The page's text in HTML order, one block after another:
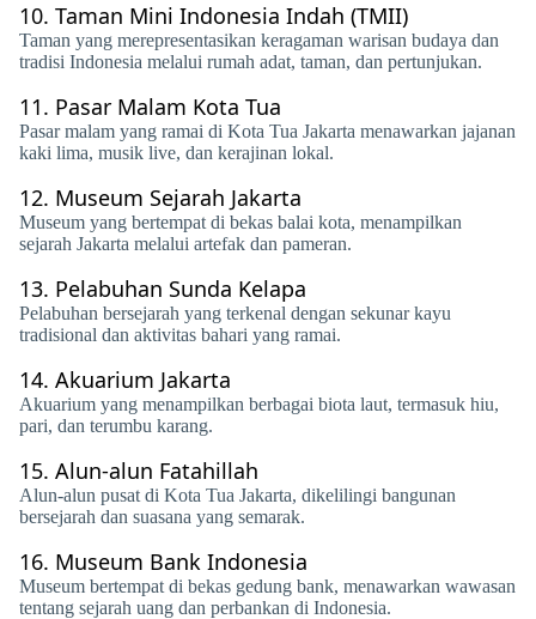
10. Taman Mini Indonesia Indah (TMII)
Taman yang merepresentasikan keragaman warisan budaya dan
tradisi Indonesia melalui rumah adat, taman, dan pertunjukan.
11. Pasar Malam Kota Tua
Pasar malam yang ramai di Kota Tua Jakarta menawarkan jajanan
kaki lima, musik live, dan kerajinan lokal.
12. Museum Sejarah Jakarta
Museum yang bertempat di bekas balai kota, menampilkan
sejarah Jakarta melalui artefak dan pameran.
13. Pelabuhan Sunda Kelapa
Pelabuhan bersejarah yang terkenal dengan sekunar kayu
tradisional dan aktivitas bahari yang ramai.
14. Akuarium Jakarta
Akuarium yang menampilkan berbagai biota laut, termasuk hiu,
pari, dan terumbu karang.
15. Alun-alun Fatahillah
Alun-alun pusat di Kota Tua Jakarta, dikelilingi bangunan
bersejarah dan suasana yang semarak.
16. Museum Bank Indonesia
Museum bertempat di bekas gedung bank, menawarkan wawasan
tentang sejarah uang dan perbankan di Indonesia.